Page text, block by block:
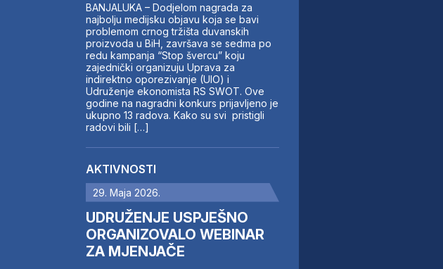
BANJALUKA – Dodjelom nagrada za
najbolju medijsku objavu koja se bavi
problemom crnog tržišta duvanskih
proizvoda u BiH, završava se sedma po
redu kampanja “Stop švercu” koju
zajednički organizuju Uprava za
indirektno oporezivanje (UIO) i
Udruženje ekonomista RS SWOT. Ove
godine na nagradni konkurs prijavljeno je
ukupno 13 radova. Kako su svi pristigli
radovi bili […]
AKTIVNOSTI
29. Maja 2026.
UDRUŽENJE USPJEŠNO
ORGANIZOVALO WEBINAR
ZA MJENJAČE